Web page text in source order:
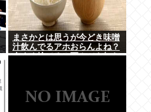
まさかとは思うが今どき味噌
汁飲んでるアホおらんよね？
今すぐ捨てろ！死んでも知ら